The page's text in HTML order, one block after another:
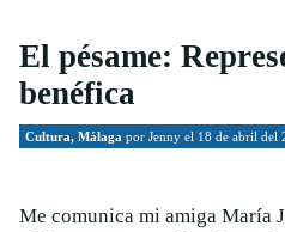
El pésame:
benéfica
Cultura, Málaga por Jenny el 18 de abril del
Me comunica mi amiga María